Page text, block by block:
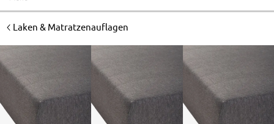
<Laken & Matratzenauflagen